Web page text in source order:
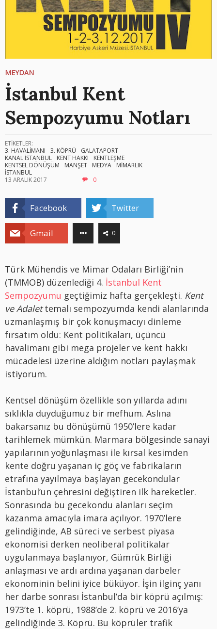
MEYDAN
İstanbul Kent
Sempozyumu Notları
ETİKETLER:
3. HAVALİMANI
3. KÖPRÜ
GALATAPORT
KANAL İSTANBUL
KENT HAKKI
KENTLEŞME
KENTSEL DÖNÜŞÜM
MANŞET MEDYA
MİMARLIK
İSTANBUL
13 ARALIK 2017
0
Facebook Twitter
Gmail 0
Türk Mühendis ve Mimar Odaları Birliği’nin
(TMMOB) düzenlediği 4. İstanbul Kent
Sempozyumu geçtiğimiz hafta gerçekleşti. Kent
ve Adalettemalı sempozyumda kendi alanlarında
uzmanlaşmış bir çok konuşmacıyı dinleme
fırsatım oldu: Kent politikaları, üçüncü
havalimanı gibi mega projeler ve kent hakkı
mücadelesi üzerine aldığım notları paylaşmak
istiyorum.
Kentsel dönüşüm özellikle son yıllarda adını
sıklıkla duyduğumuz bir mefhum. Aslına
bakarsanız bu dönüşümü 1950’lere kadar
tarihlemek mümkün. Marmara bölgesinde sanayi
yapılarının yoğunlaşması ile kırsal kesimden
kente doğru yaşanan iç göç ve fabrikaların
etrafına yayılmaya başlayan gecekondular
İstanbul’un çehresini değiştiren ilk hareketler.
Sonrasında bu gecekondu alanları seçim
kazanma amacıyla imara açılıyor. 1970’lere
gelindiğinde, AB süreci ve serbest piyasa
ekonomisi derken neoliberal politikalar
uygulanmaya başlanıyor, Gümrük Birliği
anlaşması ve ardı ardına yaşanan darbeler
ekonominin belini iyice büküyor. İşin ilginç yanı
her darbe sonrası İstanbul’da bir köprü açılmış:
1973’te 1. köprü, 1988’de 2. köprü ve 2016’ya
gelindiğinde 3. Köprü. Bu köprüler trafik